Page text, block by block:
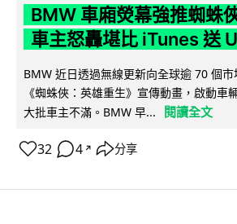
BMW 車廂熒幕強推蜘蛛
車主怒轟堪比 iTunes 送
BMW 近日透過無線更新向全球逾 70 個
《蜘蛛俠：英雄重生》宣傳動畫，啟動車
大批車主不滿。BMW 早...
閱讀全文
32 4 ↗ 分享